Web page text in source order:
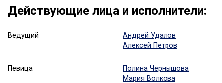
Действующие лица и исполнители:
Ведущий
Андрей Удалов
Алексей Петров
Певица
Полина Чернышова
Мария Волкова